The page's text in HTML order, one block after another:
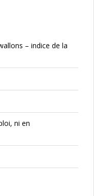
– indice de la
ni en